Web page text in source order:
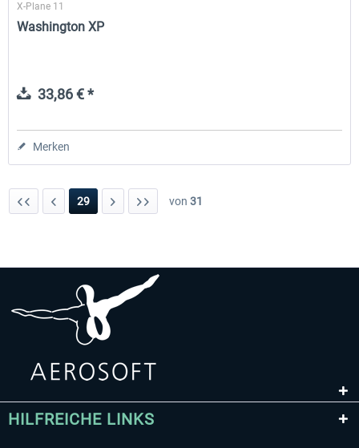
X-Plane 11
Washington XP
33,86 € *
Merken
29 von 31
HILFREICHE LINKS